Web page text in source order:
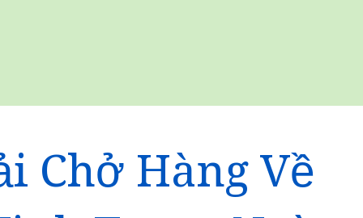
Chở Hàng Về